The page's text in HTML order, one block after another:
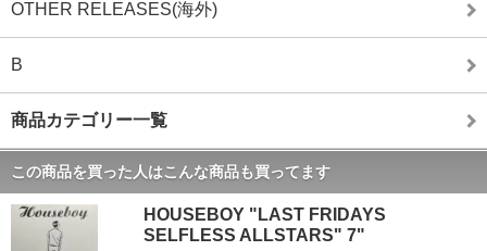
OTHER RELEASES(海外)
B
商品カテゴリー一覧
この商品を買った人はこんな商品も買ってます
HOUSEBOY "LAST FRIDAYS
SELFLESS ALLSTARS" 7"